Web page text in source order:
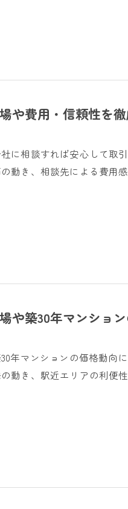
や費用・信頼性を
に相談すれば安心して取
動き、相談先による費用
や築30年マンショ
年マンションの価格動向
動き、駅近エリアの利便